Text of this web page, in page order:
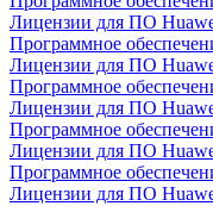
Лицензии для ПО
Программное
Лицензии для ПО
Программное
Лицензии для ПО
Программное
Лицензии для ПО
Программное
Лицензии для ПО